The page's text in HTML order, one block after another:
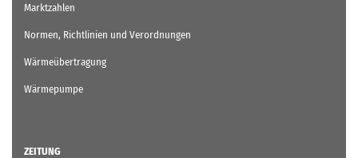
Marktzahlen
Normen, Richtlinien und Verordnungen
Wärmeübertragung
Wärmepumpe
ZEITUNG